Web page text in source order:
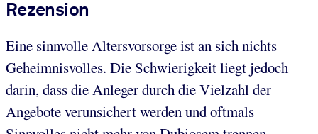
Rezension
Eine sinnvolle Altersvorsorge ist an sich nichts
Geheimnisvolles. Die Schwierigkeit liegt jedoch
darin, dass die Anleger durch die Vielzahl der
Angebote verunsichert werden und oftmals